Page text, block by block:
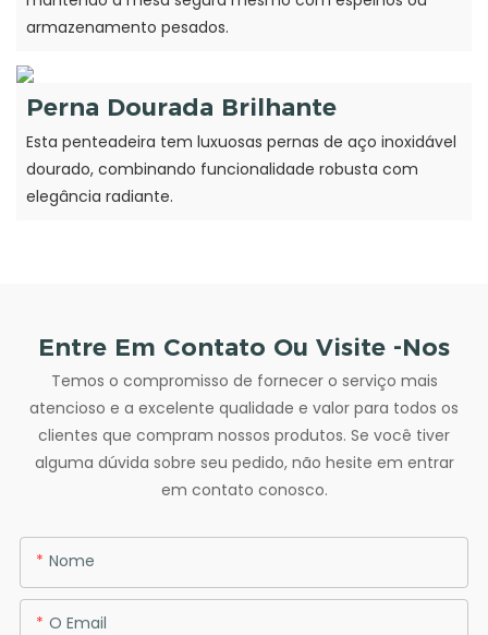
armazenamento pesados.
Perna Dourada Brilhante
Esta penteadeira tem luxuosas pernas de aço inoxidável
dourado, combinando funcionalidade robusta com
elegância radiante.
Entre Em Contato Ou Visite -nos
Temos o compromisso de fornecer o serviço mais
atencioso e a excelente qualidade e valor para todos os
clientes que compram nossos produtos. Se você tiver
alguma dúvida sobre seu pedido, não hesite em entrar
em contato conosco.
Nome
O Email